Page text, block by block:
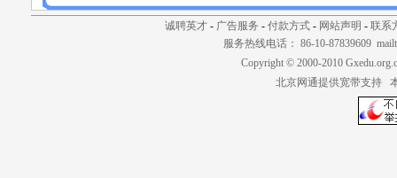
诚聘英才- 广告服务 - 付款方式- 网站声明 - 联系
服务热线电话： 86-10-87839609
Copyright © 2000-2010
北京网通提供宽带支持